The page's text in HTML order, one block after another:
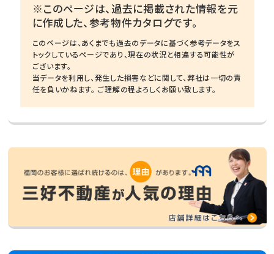
※このページは、過去に掲載された情報を元
に作成した、参考物件カタログです。
このページは、あくまでも過去のデータに基づく参考データをス
トックしているページであり、現在の状況と相違する可能性が
ございます。
当データを利用し、発生した損害などに関して、弊社は一切の責
任を負いかねます。 ご理解の程よろしくお願い致します。